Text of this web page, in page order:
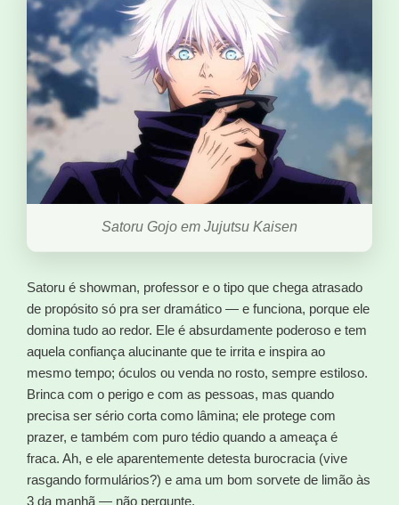
Satoru Gojo em Jujutsu Kaisen
Satoru é showman, professor e o tipo que chega atrasado
de propósito só pra ser dramático — e funciona, porque ele
domina tudo ao redor. Ele é absurdamente poderoso e tem
aquela confiança alucinante que te irrita e inspira ao
mesmo tempo; óculos ou venda no rosto, sempre estiloso.
Brinca com o perigo e com as pessoas, mas quando
precisa ser sério corta como lâmina; ele protege com
prazer, e também com puro tédio quando a ameaça é
fraca. Ah, e ele aparentemente detesta burocracia (vive
rasgando formulários?) e ama um bom sorvete de limão às
3 da manhã — não pergunte.